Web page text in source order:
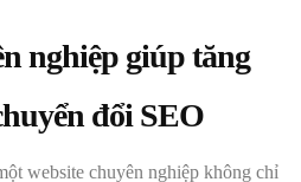
nghiệp giúp tăng
đổi SEO
website chuyên nghiệp không chỉ